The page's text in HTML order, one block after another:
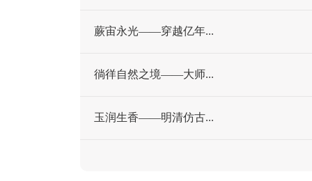
蕨宙永光——穿越亿年...
徜徉自然之境——大师...
玉润生香——明清仿古...